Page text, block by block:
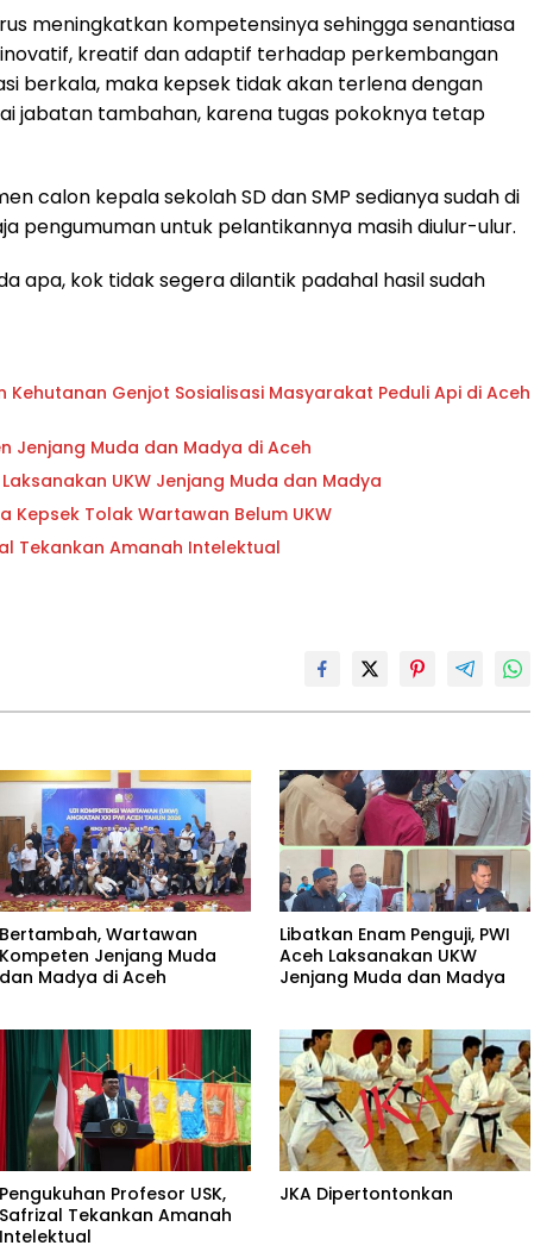
meningkatkan kompetensinya sehingga senantiasa
kreatif dan adaptif terhadap perkembangan
berkala, maka kepsek tidak akan terlena dengan
jabatan tambahan, karena tugas pokoknya tetap
calon kepala sekolah SD dan SMP sedianya sudah di
pengumuman untuk pelantikannya masih diulur-ulur.
apa, kok tidak segera dilantik padahal hasil sudah
Kehutanan Genjot Sosialisasi Masyarakat Peduli Api di Aceh
Jenjang Muda dan Madya di Aceh
UKW Jenjang Muda dan Madya
Kepsek Tolak Wartawan Belum UKW
Tekankan Amanah Intelektual
Bertambah, Wartawan
Kompeten Jenjang Muda
dan Madya di Aceh
Libatkan Enam Penguji, PWI
Aceh Laksanakan UKW
Jenjang Muda dan Madya
Pengukuhan Profesor USK,
Safrizal Tekankan Amanah
Intelektual
JKA Dipertontonkan